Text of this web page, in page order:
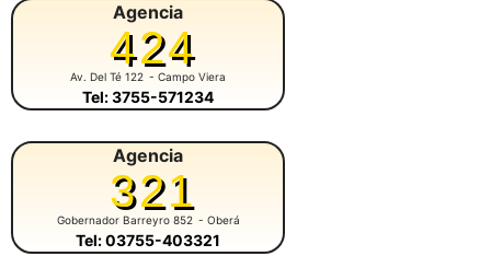
Agencia
424
Av. Del Té 122 - Campo Viera
Tel: 3755-571234
Agencia
321
Gobernador Barreyro 852 - Oberá
Tel: 03755-403321